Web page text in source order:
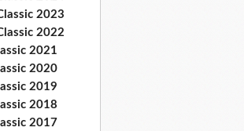
2023
2022
2021
2020
2019
2018
2017